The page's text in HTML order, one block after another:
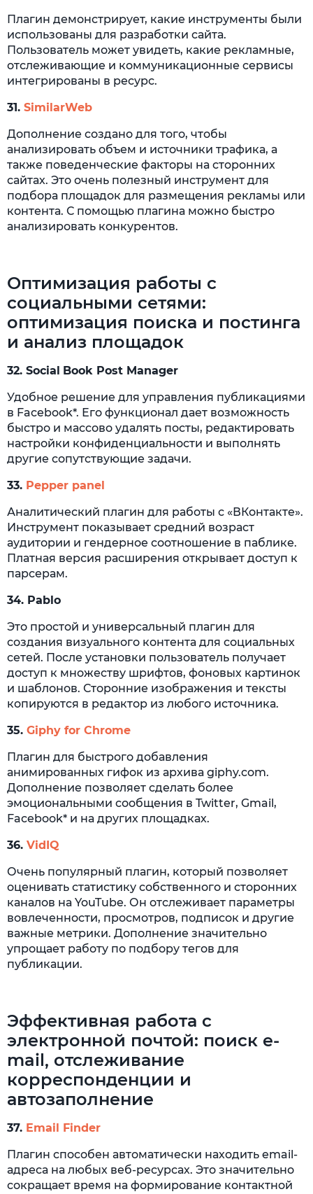
Плагин демонстрирует, какие инструменты были
использованы для разработки сайта.
Пользователь может увидеть, какие рекламные,
отслеживающие и коммуникационные сервисы
интегрированы в ресурс.
31. SimilarWeb
Дополнение создано для того, чтобы
анализировать объем и источники трафика, а
также поведенческие факторы на сторонних
сайтах. Это очень полезный инструмент для
подбора площадок для размещения рекламы или
контента. С помощью плагина можно быстро
анализировать конкурентов.
Оптимизация работы с
социальными сетями:
оптимизация поиска и постинга
и анализ площадок
32. Social Book Post Manager
Удобное решение для управления публикациями
в Facebook*. Его функционал дает возможность
быстро и массово удалять посты, редактировать
настройки конфиденциальности и выполнять
другие сопутствующие задачи.
33. Pepper panel
Аналитический плагин для работы с «ВКонтакте».
Инструмент показывает средний возраст
аудитории и гендерное соотношение в паблике.
Платная версия расширения открывает доступ к
парсерам.
34. Pablo
Это простой и универсальный плагин для
создания визуального контента для социальных
сетей. После установки пользователь получает
доступ к множеству шрифтов, фоновых картинок
и шаблонов. Сторонние изображения и тексты
копируются в редактор из любого источника.
35. Giphy for Chrome
Плагин для быстрого добавления
анимированных гифок из архива giphy.com.
Дополнение позволяет сделать более
эмоциональными сообщения в Twitter, Gmail,
Facebook* и на других площадках.
36. VidIQ
Очень популярный плагин, который позволяет
оценивать статистику собственного и сторонних
каналов на YouTube. Он отслеживает параметры
вовлеченности, просмотров, подписок и другие
важные метрики. Дополнение значительно
упрощает работу по подбору тегов для
публикации.
Эффективная работа с
электронной почтой: поиск e-
mail, отслеживание
корреспонденции и
автозаполнение
37. Email Finder
Плагин способен автоматически находить email-
адреса на любых веб-ресурсах. Это значительно
сокращает время на формирование контактной